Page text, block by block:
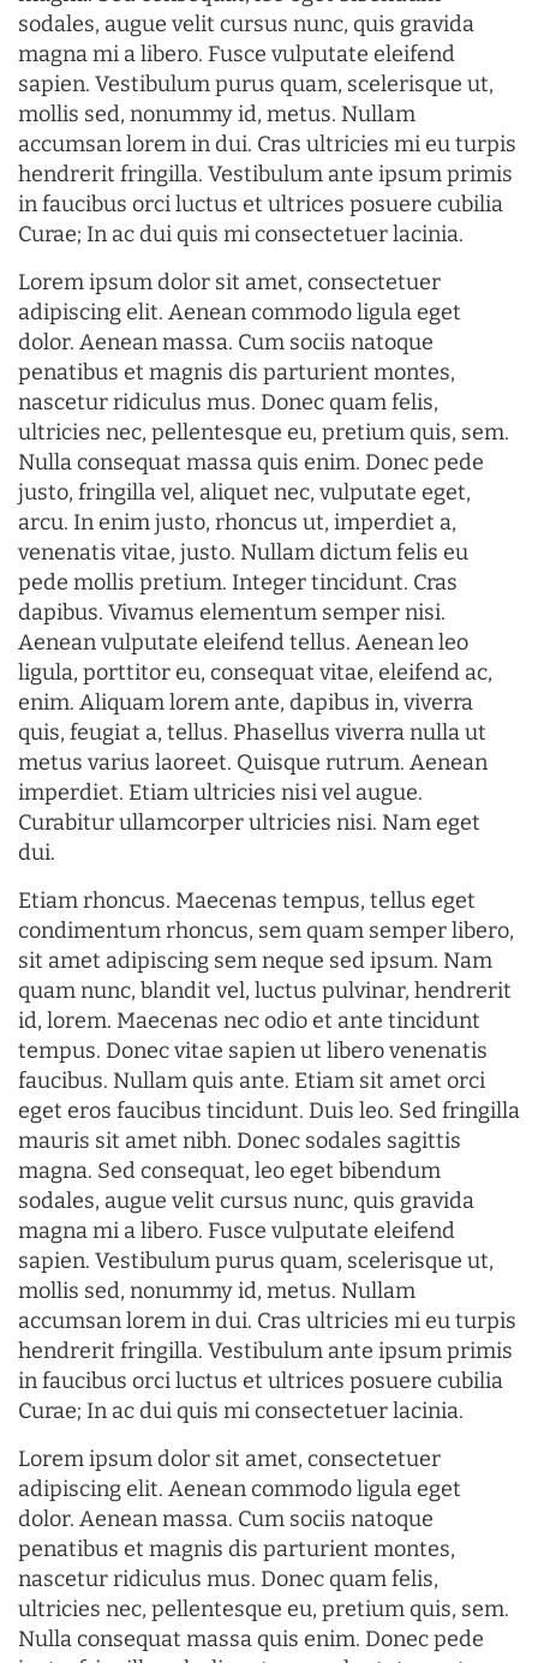
sodales, augue velit cursus nunc, quis gravida
magna mi a libero. Fusce vulputate eleifend
sapien. Vestibulum purus quam, scelerisque ut,
mollis sed, nonummy id, metus. Nullam
accumsan lorem in dui. Cras ultricies mi eu turpis
hendrerit fringilla. Vestibulum ante ipsum primis
in faucibus orci luctus et ultrices posuere cubilia
Curae; In ac dui quis mi consectetuer lacinia.
Lorem ipsum dolor sit amet, consectetuer
adipiscing elit. Aenean commodo ligula eget
dolor. Aenean massa. Cum sociis natoque
penatibus et magnis dis parturient montes,
nascetur ridiculus mus. Donec quam felis,
ultricies nec, pellentesque eu, pretium quis, sem.
Nulla consequat massa quis enim. Donec pede
justo, fringilla vel, aliquet nec, vulputate eget,
arcu. In enim justo, rhoncus ut, imperdiet a,
venenatis vitae, justo. Nullam dictum felis eu
pede mollis pretium. Integer tincidunt. Cras
dapibus. Vivamus elementum semper nisi.
Aenean vulputate eleifend tellus. Aenean leo
ligula, porttitor eu, consequat vitae, eleifend ac,
enim. Aliquam lorem ante, dapibus in, viverra
quis, feugiat a, tellus. Phasellus viverra nulla ut
metus varius laoreet. Quisque rutrum. Aenean
imperdiet. Etiam ultricies nisi vel augue.
Curabitur ullamcorper ultricies nisi. Nam eget
dui.
Etiam rhoncus. Maecenas tempus, tellus eget
condimentum rhoncus, sem quam semper libero,
sit amet adipiscing sem neque sed ipsum. Nam
quam nunc, blandit vel, luctus pulvinar, hendrerit
id, lorem. Maecenas nec odio et ante tincidunt
tempus. Donec vitae sapien ut libero venenatis
faucibus. Nullam quis ante. Etiam sit amet orci
eget eros faucibus tincidunt. Duis leo. Sed fringilla
mauris sit amet nibh. Donec sodales sagittis
magna. Sed consequat, leo eget bibendum
sodales, augue velit cursus nunc, quis gravida
magna mi a libero. Fusce vulputate eleifend
sapien. Vestibulum purus quam, scelerisque ut,
mollis sed, nonummy id, metus. Nullam
accumsan lorem in dui. Cras ultricies mi eu turpis
hendrerit fringilla. Vestibulum ante ipsum primis
in faucibus orci luctus et ultrices posuere cubilia
Curae; In ac dui quis mi consectetuer lacinia.
Lorem ipsum dolor sit amet, consectetuer
adipiscing elit. Aenean commodo ligula eget
dolor. Aenean massa. Cum sociis natoque
penatibus et magnis dis parturient montes,
nascetur ridiculus mus. Donec quam felis,
ultricies nec, pellentesque eu, pretium quis, sem.
Nulla consequat massa quis enim. Donec pede